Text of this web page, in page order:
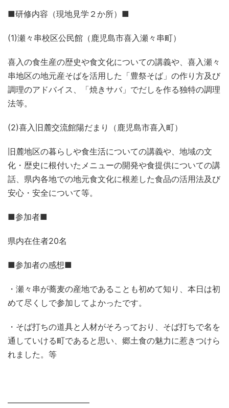
■研修内容（現地見学２か所）■
(1)瀬々串校区公民館（鹿児島市喜入瀬々串町）
喜入の食生産の歴史や食文化についての講義や、喜入瀬々
串地区の地元産そばを活用した「豊祭そば」の作り方及び
調理のアドバイス、「焼きサバ」でだしを作る独特の調理
法等。
(2)喜入旧麓交流館陽だまり（鹿児島市喜入町）
旧麓地区の暮らしや食生活についての講義や、地域の文
化・歴史に根付いたメニューの開発や食提供についての講
話、県内各地での地元食文化に根差した食品の活用法及び
安心・安全について等。
■参加者■
県内在住者20名
■参加者の感想■
・瀬々串が蕎麦の産地であることも初めて知り、本日は初
めて尽くしで参加してよかったです。
・そば打ちの道具と人材がそろっており、そば打ちで名を
通していける町であると思い、郷土食の魅力に惹きつけら
れました。等
——————————